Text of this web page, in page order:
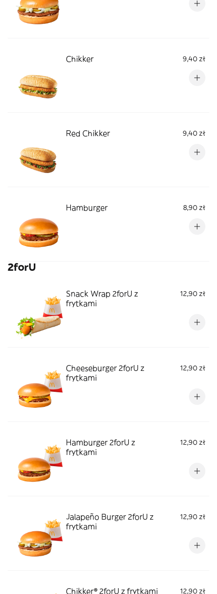
Chikker 9,40 zł
Red Chikker 9,40 zł
Hamburger 8,90 zł
2forU
Snack Wrap 2forU z
frytkami
12,90 zł
Cheeseburger 2forU z
frytkami
12,90 zł
Hamburger 2forU z
frytkami
12,90 zł
Jalapeño Burger 2forU z
frytkami
12,90 zł
Chikker® 2forU z frytkami 12,90 zł